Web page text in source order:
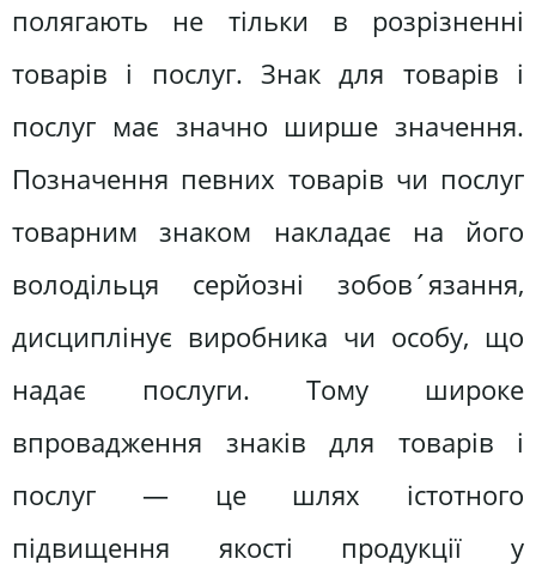
полягають не тільки в розрізненні
товарів і послуг. Знак для товарів і
послуг має значно ширше значення.
Позначення певних товарів чи послуг
товарним знаком накладає на його
володільця серйозні зобов´язання,
дисциплінує виробника чи особу, що
надає послуги. Тому широке
впровадження знаків для товарів і
послуг — це шлях істотного
підвищення якості продукції у